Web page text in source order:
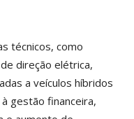
técnicos, como
direção elétrica,
a veículos híbridos
gestão financeira,